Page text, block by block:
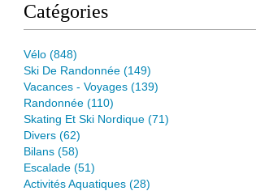
Catégories
Vélo (848)
Ski De Randonnée (149)
Vacances - Voyages (139)
Randonnée (110)
Skating Et Ski Nordique (71)
Divers (62)
Bilans (58)
Escalade (51)
Activités Aquatiques (28)